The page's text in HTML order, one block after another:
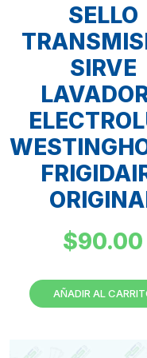
SELLO
SIRVE
$90.00
AÑADIR AL